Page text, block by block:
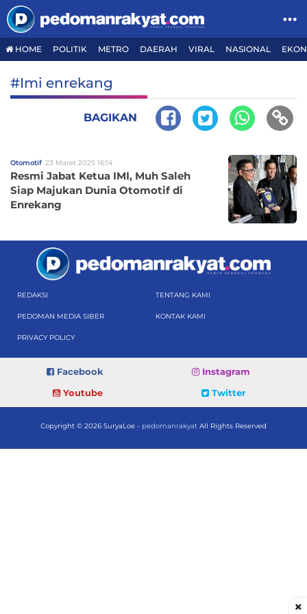
HOME POLITIK METRO DAERAH VIRAL NASIONAL
#Imi enrekang
BAGIKAN
Otomotif 23 Maret 2025 16:14
Resmi Jabat Ketua IMI, Muh Saleh
Siap Majukan Dunia Otomotif di
Enrekang
REDAKSI TENTANG KAMI
PEDOMAN MEDIA SIBER KONTAK KAMI
PRIVACY POLICY
Facebook
Instagram
Youtube
Twitter
Copyright © 2026 SuryaLoe - pedomanrakyat All Rights Reserved
×